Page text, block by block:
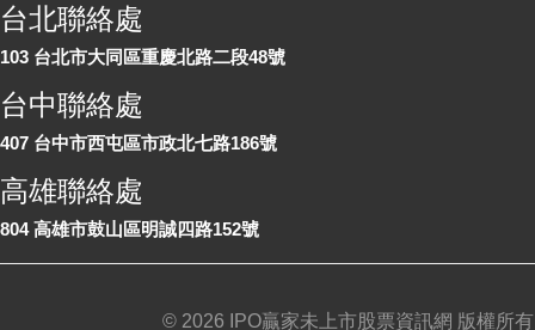
台北聯絡處
103 台北市大同區重慶北路二段48號
台中聯絡處
407 台中市西屯區市政北七路186號
高雄聯絡處
804 高雄市鼓山區明誠四路152號
© 2026 IPO贏家未上市股票資訊網 版權所有